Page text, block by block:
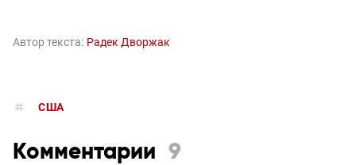
Автор текста: Радек Дворжак
США
Комментарии 9